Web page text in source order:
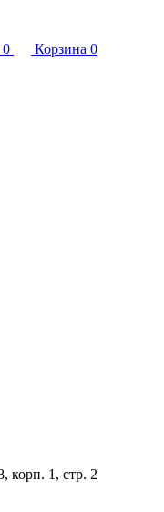
0 Корзина 0
корп. 1, стр. 2